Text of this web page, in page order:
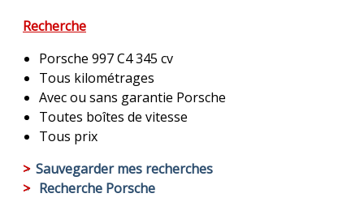
Recherche
Porsche 997 C4 345 cv
Tous kilométrages
Avec ou sans garantie Porsche
Toutes boîtes de vitesse
Tous prix
> Sauvegarder mes recherches
> Recherche Porsche